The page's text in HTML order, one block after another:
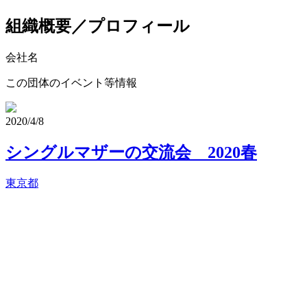
組織概要／プロフィール
会社名
この団体のイベント等情報
2020/4/8
シングルマザーの交流会 2020春
東京都